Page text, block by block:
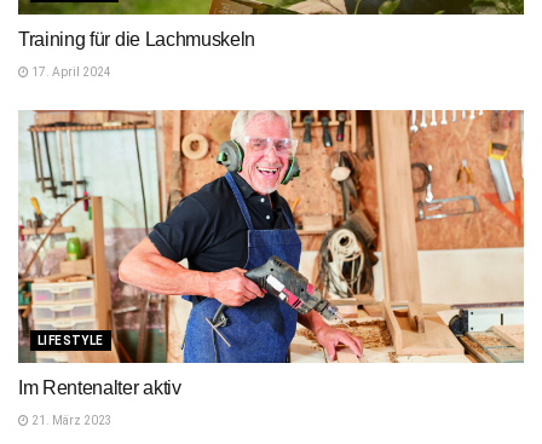
Training für die Lachmuskeln
17. April 2024
LIFESTYLE
Im Rentenalter aktiv
21. März 2023